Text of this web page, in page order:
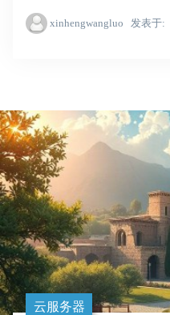
xinhengwangluo 发表于
云服务器